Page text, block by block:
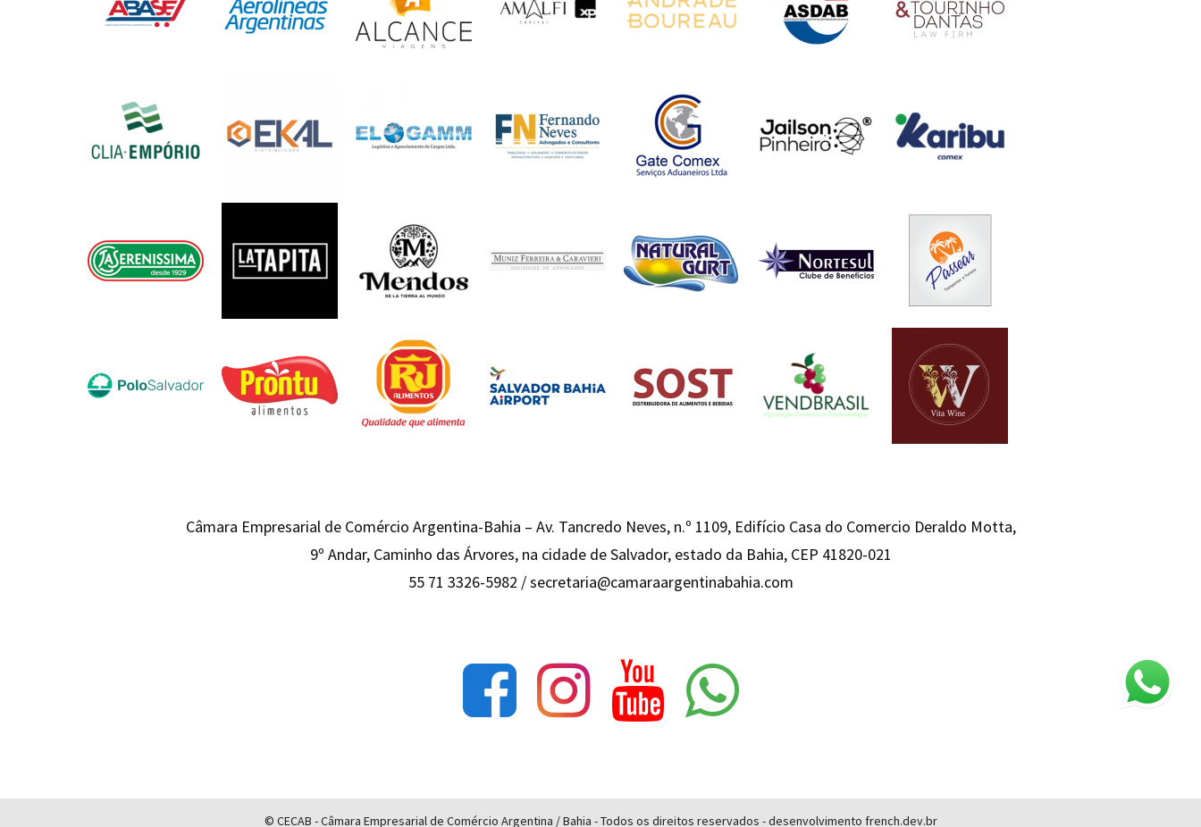
Câmara Empresarial de Comércio Argentina-Bahia – Av. Tancredo Neves, n.º 1109, Edifício Casa do Comercio Deraldo Motta,
9º Andar, Caminho das Árvores, na cidade de Salvador, estado da Bahia, CEP 41820-021
55 71 3326-5982 /secretaria@camaraargentinabahia.com
© CECAB - Câmara Empresarial de Comércio Argentina / Bahia - Todos os direitos reservados - desenvolvimento french.dev.br